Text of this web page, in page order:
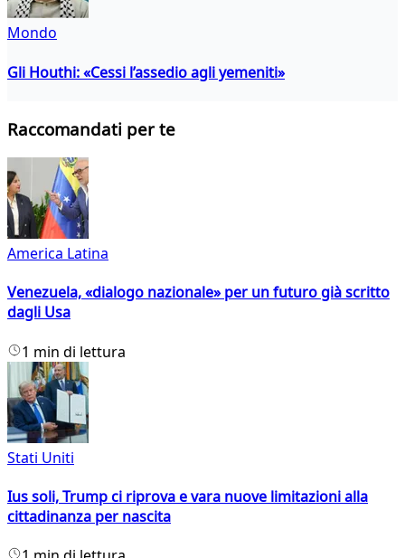
Mondo
Gli Houthi: «Cessi l’assedio agli yemeniti»
Raccomandati per te
America Latina
Venezuela, «dialogo nazionale» per un futuro già scritto
dagli Usa
1 min di lettura
Stati Uniti
Ius soli, Trump ci riprova e vara nuove limitazioni alla
cittadinanza per nascita